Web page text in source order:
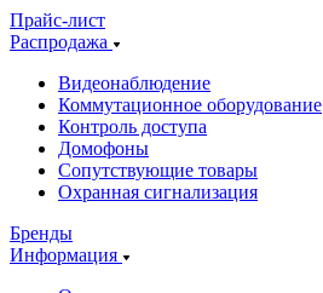
Прайс-лист
Распродажа
Видеонаблюдение
Коммутационное оборудование
Контроль доступа
Домофоны
Сопутствующие товары
Охранная сигнализация
Бренды
Информация